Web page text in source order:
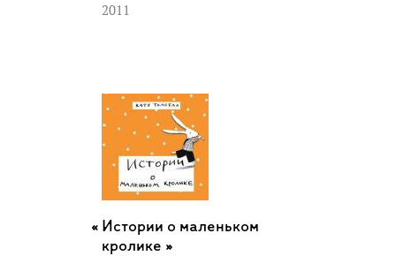
2011
Истории о маленьком
кролике »